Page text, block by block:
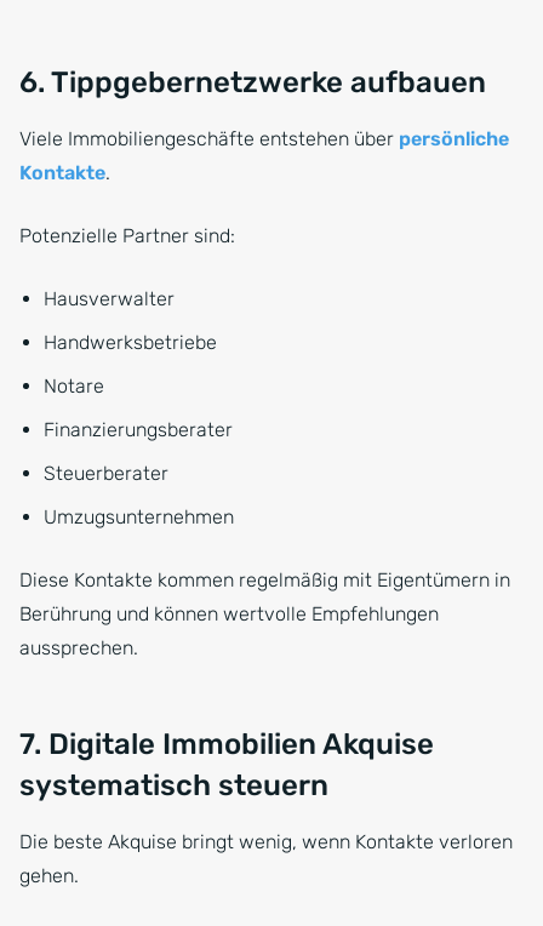
6. Tippgebernetzwerke aufbauen
Viele Immobiliengeschäfte entstehen über persönliche
Kontakte.
Potenzielle Partner sind:
Hausverwalter
Handwerksbetriebe
Notare
Finanzierungsberater
Steuerberater
Umzugsunternehmen
Diese Kontakte kommen regelmäßig mit Eigentümern in
Berührung und können wertvolle Empfehlungen
aussprechen.
7. Digitale Immobilien Akquise
systematisch steuern
Die beste Akquise bringt wenig, wenn Kontakte verloren
gehen.